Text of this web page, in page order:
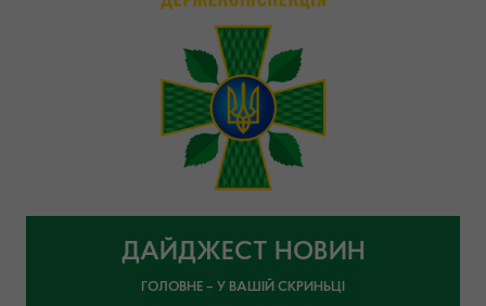
ДАЙДЖЕСТ НОВИН
ГОЛОВНЕ – У ВАШІЙ СКРИНЬЦІ